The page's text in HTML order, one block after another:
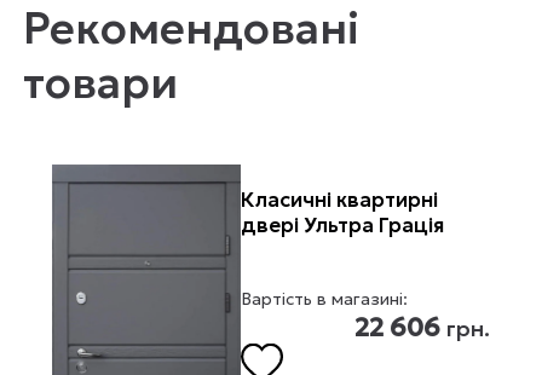
Рекомендовані
товари
Класичні квартирні
двері Ультра Грація
Вартість в магазині:
22 606 грн.